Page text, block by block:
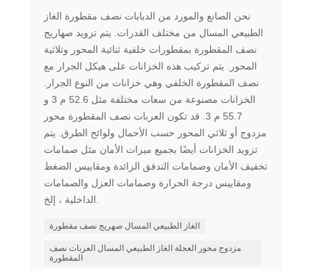
نحن الصانع والمورد من الدبابات نصف مقطورة الغاز
الطبيعي المسال من مختلف القدرات. يتم تزويد صهاريج
نصف المقطورة بمقطورات خلفية ثنائية المحور وثلاثية
المحور. يتم تركيب هذه الخزانات على هيكل الجرار مع
نصف المقطورة الخلفي وهي خزانات من النوع الجرار.
الخزانات مصنوعة من سعات مختلفة مثل 52.6 م 3 و
55.7 م 3. قد تكون العربات نصف المقطورة محور
مزدوج أو ثلاثي المحور حسب الأحمال ولوائح الطرق. يتم
تزويد الخزانات أيضًا بجميع ميزات الأمان مثل صمامات
تخفيف الأمان وصمامات التدفق الزائدة ومقاييس الضغط
ومقاييس درجة الحرارة وصمامات العزل والصمامات
الغاز الطبيعي المسال صهريج نصف مقطورة
مزدوج محور العجلة الغاز الطبيعي المسال العربات نصف
المقطورة